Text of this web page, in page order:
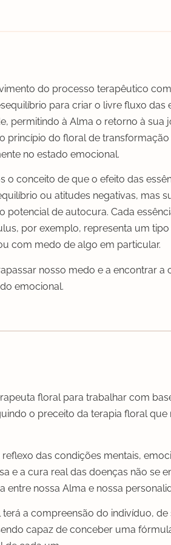
do processo terapêutico
para criar o livre fluxo das
permitindo à Alma o retorno à sua
princípio do floral de transformação
no estado emocional.
o conceito de que o efeito das
ou atitudes negativas, mas
potencial de autocura. Cada
por exemplo, representa um
com medo de algo em particular.
nosso medo e a encontrar a
emocional.
floral para trabalhar com
o preceito da terapia floral que
das condições mentais,
e a cura real das doenças não se
entre nossa Alma e nossa
a compreensão do indivíduo, de
capaz de conceber uma